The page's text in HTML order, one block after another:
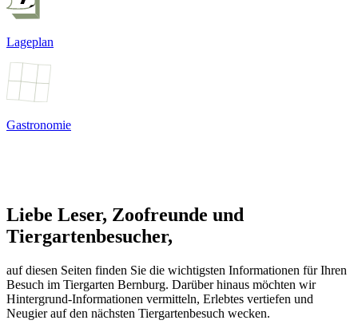
Lageplan
Gastronomie
Liebe Leser, Zoofreunde und
Tiergartenbesucher,
auf diesen Seiten finden Sie die wichtigsten Informationen für Ihren
Besuch im Tiergarten Bernburg. Darüber hinaus möchten wir
Hintergrund-Informationen vermitteln, Erlebtes vertiefen und
Neugier auf den nächsten Tiergartenbesuch wecken.